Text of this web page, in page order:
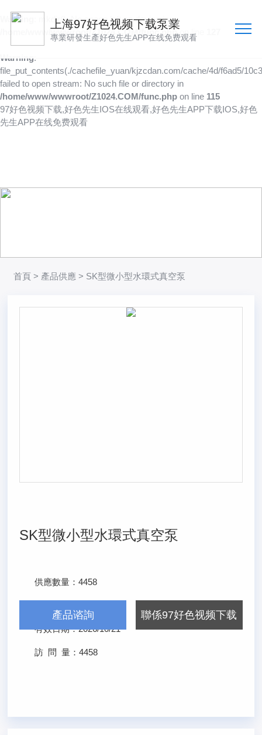
Warning
: mkdir(): No space left on device in
/home/www/wwwroot/Z1024.COM/func.phpon line
Warning:
file_put_contents(./cachefile_yuan/kjzcdan.com/cache/4d/f6ad5/
failed to open stream: No such file or directory in
/home/www/wwwroot/Z1024.COM/func.php on line 115
97好色视频下载,好色先生IOS在线观看,好色先生APP下载IOS,好色
先生APP在线免费观看
上海97好色视频下载泵業
專業研發生產好色先生APP在线免费观看
首頁 > 產品供應 > SK型微小型水環式真空泵
SK型微小型水環式真空泵
供應數量：4458
有效日期：2026/10/21
訪 問 量：4458
產品谘詢 聯係97好色视频下载